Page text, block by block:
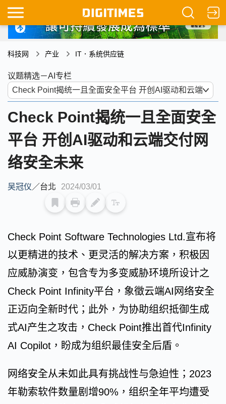
科技网 产业 IT．系统供应链
议题精选－AI专栏
Check Point揭统一且全面安全
平台 开创AI驱动和云端交付网
络安全未来
吴冠仪／台北 2024/03/01
Check Point Software Technologies Ltd.宣布将
以更精进的技术、更灵活的解决方案，积极因
应威胁演变，包含专为多变威胁环境所设计之
Check Point Infinity平台，象徵云端AI网络安全
正迈向全新时代；此外，为协助组织抵御生成
式AI产生之攻击，Check Point推出首代Infinity
AI Copilot，盼成为组织最佳安全后盾。
网络安全从未如此具有挑战性与急迫性；2023
年勒索软件数量剧增90%，组织全年平均遭受